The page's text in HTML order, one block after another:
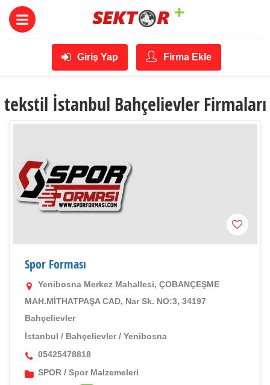
Giriş Yap Firma Ekle
tekstil İstanbul Bahçelievler Firmaları
Spor Forması
Yenibosna Merkez Mahallesi, ÇOBANÇEŞME
MAH.MİTHATPAŞA CAD, Nar Sk. NO:3, 34197
Bahçelievler
İstanbul / Bahçelievler/ Yenibosna
05425478818
SPOR / Spor Malzemeleri